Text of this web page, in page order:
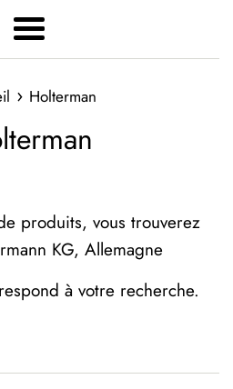
Menu
› Holterman
produits, vous trouverez
KG, Allemagne
à votre recherche.